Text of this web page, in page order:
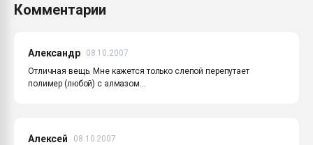
Комментарии
Александр
08.10.2007
Отличная вещь. Мне кажется только слепой перепутает
полимер (любой) с алмазом...
Алексей
08.10.2007